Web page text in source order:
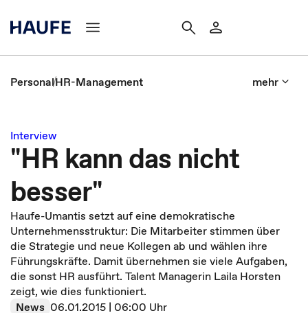
PersonalHR-Management mehr
Interview
"HR kann das nicht
besser"
Haufe-Umantis setzt auf eine demokratische
Unternehmensstruktur: Die Mitarbeiter stimmen über
die Strategie und neue Kollegen ab und wählen ihre
Führungskräfte. Damit übernehmen sie viele Aufgaben,
die sonst HR ausführt. Talent Managerin Laila Horsten
zeigt, wie dies funktioniert.
News 06.01.2015 | 06:00 Uhr